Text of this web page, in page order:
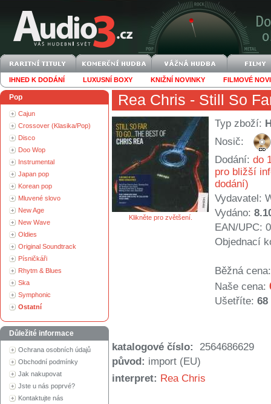
IHNED K DODÁNÍ LUXUSNÍ BOXY KNIŽNÍ NOVINKY FILMOVÉ
Pop
Cajun
Crossover (Klasika/Pop)
Disco
Doo Wop
Instrumental
Japan pop
Korean pop
Mluvené slovo
New Age
New Wave
Oldies
Original Soundtrack
Písničkáři
Rhytm & Blues
Ska
Symphonic
Ostatní
Důležité informace
Ochrana osobních údajů
Obchodní podmínky
Jak nakupovat
Jste u nás poprvé?
Kontaktujte nás
Rea Chris - Still So
Klikněte pro zvětšení.
Typ zboží:
Nosič:
Dodání: do
pro bližší
dodání)
Vydavatel:
Vydáno:
EAN/UPC:
Objednací
Běžná cena:
Naše cena:
Ušetříte: 68
katalogové číslo:
2564686629
původ: import (EU)
interpret: Rea Chris